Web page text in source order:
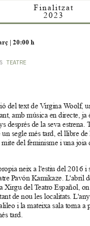
Finalitzat
2023
| 20:00 h
TEATRE
del text de Virgina Woolf,
amb música en directe, ja
després de la seva estrena.
segle més tard, el llibre
del feminisme i una joia
neix a l'estiu del 2016 i
Pavón Kamikaze. L'abril
Xirgu del Teatro Español,
de nou les localitats.
i la mateixa sala torna a
tard.